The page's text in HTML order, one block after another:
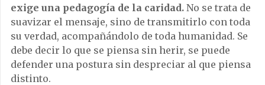
exige una pedagogía de la caridad. No se trata de
suavizar el mensaje, sino de transmitirlo con toda
su verdad, acompañándolo de toda humanidad. Se
debe decir lo que se piensa sin herir, se puede
defender una postura sin despreciar al que piensa
distinto.